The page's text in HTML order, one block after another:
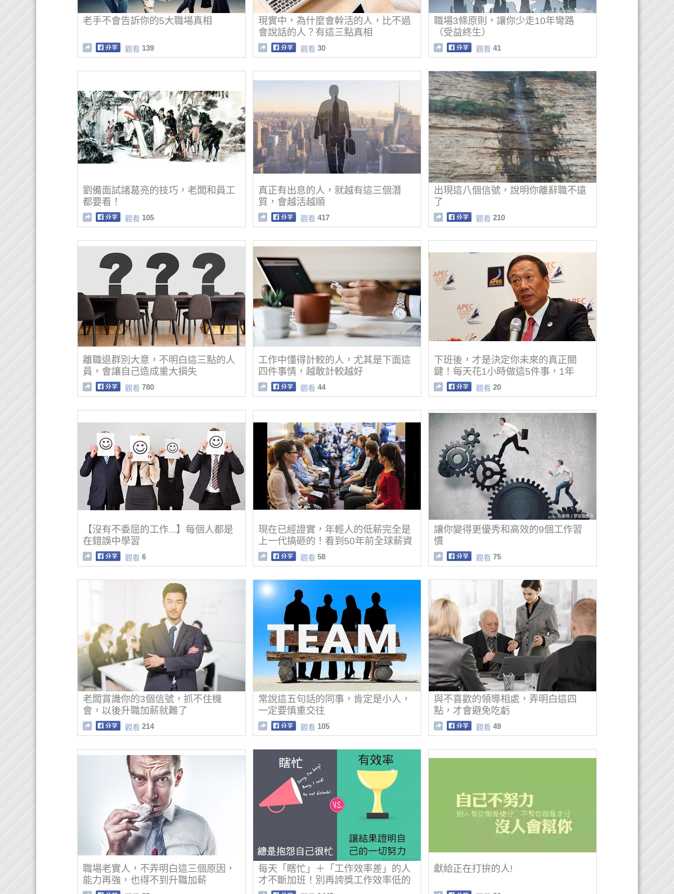
老手不會告訴你的5大職場真相
觀看 139
現實中，為什麼會幹活的人，比不過
會說話的人？有這三點真相
觀看 30
職場3條原則，讓你少走10年彎路
（受益終生）
觀看 41
劉備面試諸葛亮的技巧，老闆和員工
都要看！
觀看 105
真正有出息的人，就越有這三個潛
質，會越活越順
觀看 417
出現這八個信號，說明你離辭職不遠
了
觀看 210
離職退群別大意，不明白這三點的人
員，會讓自己造成重大損失
觀看 780
工作中懂得計較的人，尤其是下面這
四件事情，越敢計較越好
觀看 44
下班後，才是決定你未來的真正關
鍵！每天花1小時做這5件事，1年
後，你會很不一樣！
觀看 20
【沒有不委屈的工作...】每個人都是
在錯誤中學習
觀看 6
現在已經證實，年輕人的低薪完全是
上一代搞砸的！看到50年前全球薪資
資料才發現下一代真的完蛋了。
觀看 58
讓你變得更優秀和高效的9個工作習
慣
觀看 75
老闆賞識你的3個信號，抓不住機
會，以後升職加薪就難了
觀看 214
常說這五句話的同事，肯定是小人，
一定要慎重交往
觀看 105
與不喜歡的領導相處，弄明白這四
點，才會避免吃虧
觀看 49
職場老實人，不弄明白這三個原因，
能力再強，也得不到升職加薪
每天「瞎忙」＋「工作效率差」的人
才不斷加班！別再誇獎工作效率低的
加班者了！
獻給正在打拚的人!